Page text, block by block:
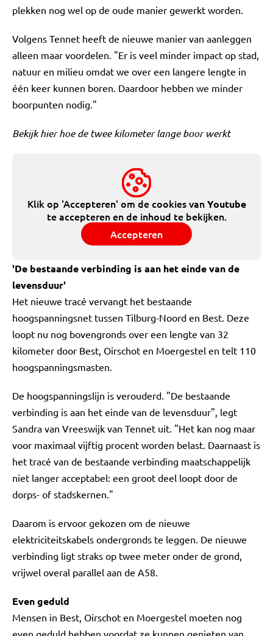
plekken nog wel op de oude manier gewerkt worden.
Volgens Tennet heeft de nieuwe manier van aanleggen
alleen maar voordelen. "Er is veel minder impact op stad,
natuur en milieu omdat we over een langere lengte in
één keer kunnen boren. Daardoor hebben we minder
boorpunten nodig."
Bekijk hier hoe de twee kilometer lange boor werkt
Klik op 'Accepteren' om de cookies vanYoutube
te accepteren en de inhoud te bekijken.
Accepteren
'De bestaande verbinding is aan het einde van de
levensduur'
Het nieuwe tracé vervangt het bestaande
hoogspanningsnet tussen Tilburg-Noord en Best. Deze
loopt nu nog bovengronds over een lengte van 32
kilometer door Best, Oirschot en Moergestel en telt 110
hoogspanningsmasten.
De hoogspanningslijn is verouderd. "De bestaande
verbinding is aan het einde van de levensduur", legt
Sandra van Vreeswijk van Tennet uit. "Het kan nog maar
voor maximaal vijftig procent worden belast. Daarnaast is
het tracé van de bestaande verbinding maatschappelijk
niet langer acceptabel: een groot deel loopt door de
dorps- of stadskernen."
Daarom is ervoor gekozen om de nieuwe
elektriciteitskabels ondergronds te leggen. De nieuwe
verbinding ligt straks op twee meter onder de grond,
vrijwel overal parallel aan de A58.
Even geduld
Mensen in Best, Oirschot en Moergestel moeten nog
even geduld hebben voordat ze kunnen genieten van